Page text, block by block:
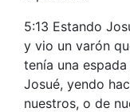
5:13 Estando
y vio un varón
tenía una
Josué, yendo
nuestros, o de